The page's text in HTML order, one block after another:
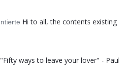
Hi to all, the contents existing
"Fifty ways to leave your lover" - Paul